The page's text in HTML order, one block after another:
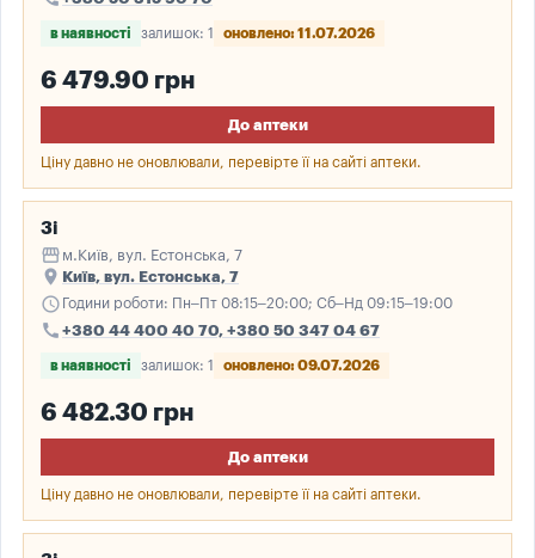
в наявності залишок: 1 оновлено: 11.07.2026
6 479.90 грн
До аптеки
Ціну давно не оновлювали, перевірте її на сайті аптеки.
3і
storefront м.Київ, вул. Естонська, 7
place Київ, вул. Естонська, 7
schedule Години роботи: Пн–Пт 08:15–20:00; Сб–Нд 09:15–19:00
call +380 44 400 40 70, +380 50 347 04 67
в наявності залишок: 1 оновлено: 09.07.2026
6 482.30 грн
До аптеки
Ціну давно не оновлювали, перевірте її на сайті аптеки.